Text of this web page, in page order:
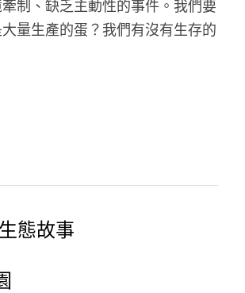
制、缺乏主動性的事件。我們要
量生產的蛋？我們有沒有生存的
態故事